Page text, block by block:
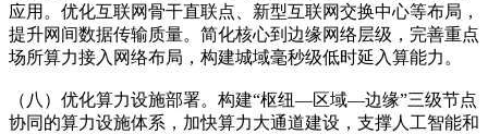
应用。优化互联网骨干直联点、新型互联网交换中心等布局，
提升网间数据传输质量。简化核心到边缘网络层级，完善重点
场所算力接入网络布局，构建城域毫秒级低时延入算能力。
（八）优化算力设施部署。构建“枢纽—区域—边缘”三级节点
协同的算力设施体系，加快算力大通道建设，支撑人工智能和